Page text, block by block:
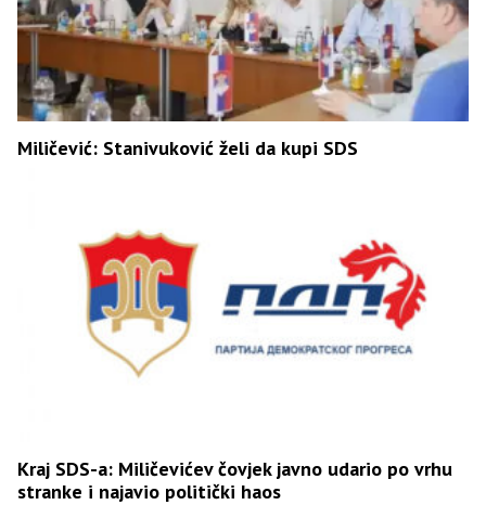
Miličević: Stanivuković želi da kupi SDS
Kraj SDS-a: Miličevićev čovjek javno udario po vrhu
stranke i najavio politički haos